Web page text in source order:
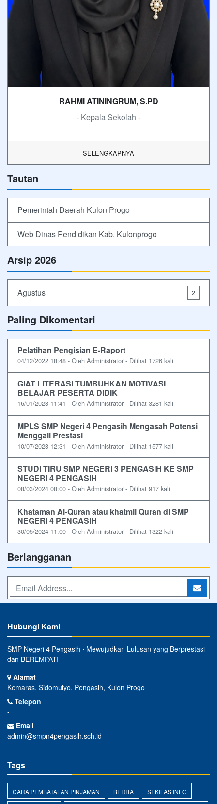
RAHMI ATININGRUM, S.PD
- Kepala Sekolah -
SELENGKAPNYA
Tautan
Pemerintah Daerah Kulon Progo
Web Dinas Pendidikan Kab. Kulonprogo
Arsip 2026
Agustus 2
Paling Dikomentari
Pelatihan Pengisian E-Raport
04/12/2022 18:48 - Oleh Administrator - Dilihat 1726 kali
GIAT LITERASI TUMBUHKAN MOTIVASI
BELAJAR PESERTA DIDIK
16/01/2023 11:41 - Oleh Administrator - Dilihat 3281 kali
MPLS SMP Negeri 4 Pengasih Mengasah Potensi
Menggali Prestasi
10/07/2023 12:31 - Oleh Administrator - Dilihat 1577 kali
STUDI TIRU SMP NEGERI 3 PENGASIH KE SMP
NEGERI 4 PENGASIH
08/03/2024 08:00 - Oleh Administrator - Dilihat 917 kali
Khataman Al-Quran atau khatmil Quran di SMP
NEGERI 4 PENGASIH
30/05/2024 11:00 - Oleh Administrator - Dilihat 1322 kali
Berlangganan
Hubungi Kami
SMP Negeri 4 Pengasih ⋅ Mewujudkan Lulusan yang Berprestasi
dan BEREMPATI
Alamat
Kemaras, Sidomulyo, Pengasih, Kulon Progo
Telepon
-
Email
admin@smpn4pengasih.sch.id
Tags
CARA PEMBATALAN PINJAMAN BERITA SEKILAS INFO